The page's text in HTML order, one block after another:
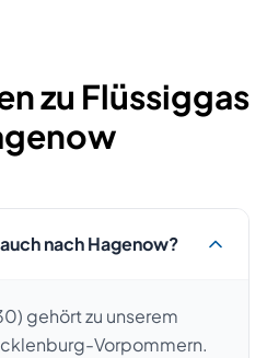
zu Flüssiggas
nach Hagenow?
gehört zu unserem
Vorpommern.